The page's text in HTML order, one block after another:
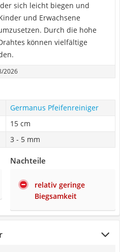
sich leicht biegen und
und Erwachsene
Durch die hohe
können vielfältige
2026
Germanus Pfeifenreiniger
15 cm
3 - 5 mm
Nachteile
relativ geringe
Biegsamkeit